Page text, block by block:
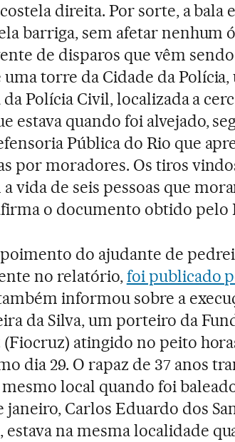
direita. Por sorte, a bala
barriga, sem afetar nenhum
de disparos que vêm
torre da Cidade da Polícia,
Polícia Civil, localizada a
estava quando foi alvejado,
Pública do Rio que
por moradores. Os tiros
vida de seis pessoas que
o documento obtido pelo
do ajudante de
no relatório,foi publicado
informou sobre a
da Silva, um porteiro da
(Fiocruz) atingido no peito
dia 29. O rapaz de 37 anos
local quando foi
janeiro, Carlos Eduardo dos
estava na mesma localidade